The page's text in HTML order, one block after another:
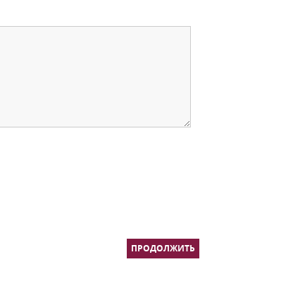
ПРОДОЛЖИТЬ